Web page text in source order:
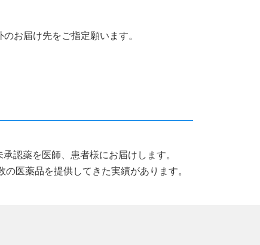
お届け先をご指定願います。
認薬を医師、患者様にお届けします。
医薬品を提供してきた実績があります。